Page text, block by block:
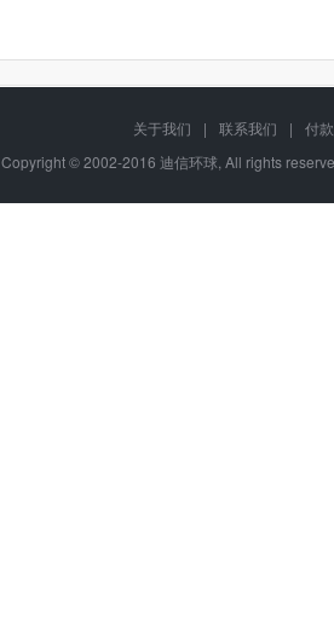
关于我们 | 联系我们 |
付
Copyright © 2002-2016 迪信环球, All rights